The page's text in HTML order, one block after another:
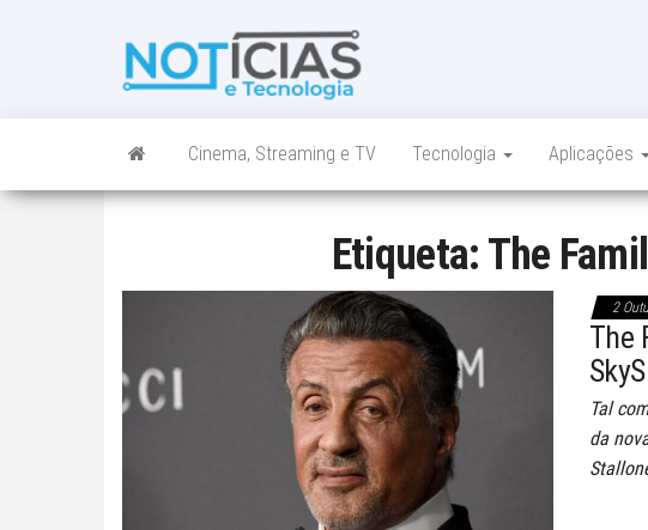
num só lugar
Cinema, Streaming e TV Tecnologia Aplicações
Etiqueta: The
2
The
Tal
da